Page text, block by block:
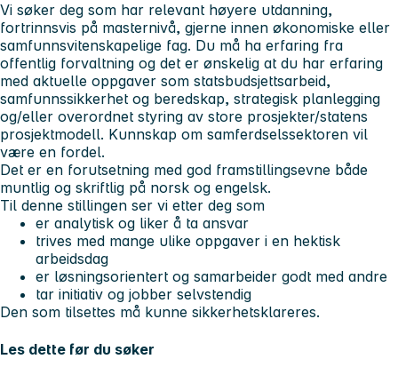
Vi søker deg som har relevant høyere utdanning,
fortrinnsvis på masternivå, gjerne innen økonomiske eller
samfunnsvitenskapelige fag. Du må ha erfaring fra
offentlig forvaltning og det er ønskelig at du har erfaring
med aktuelle oppgaver som statsbudsjettsarbeid,
samfunnssikkerhet og beredskap, strategisk planlegging
og/eller overordnet styring av store prosjekter/statens
prosjektmodell. Kunnskap om samferdselssektoren vil
være en fordel.
Det er en forutsetning med god framstillingsevne både
muntlig og skriftlig på norsk og engelsk.
Til denne stillingen ser vi etter deg som
er analytisk og liker å ta ansvar
trives med mange ulike oppgaver i en hektisk
arbeidsdag
er løsningsorientert og samarbeider godt med andre
tar initiativ og jobber selvstendig
Den som tilsettes må kunne sikkerhetsklareres.
Les dette før du søker